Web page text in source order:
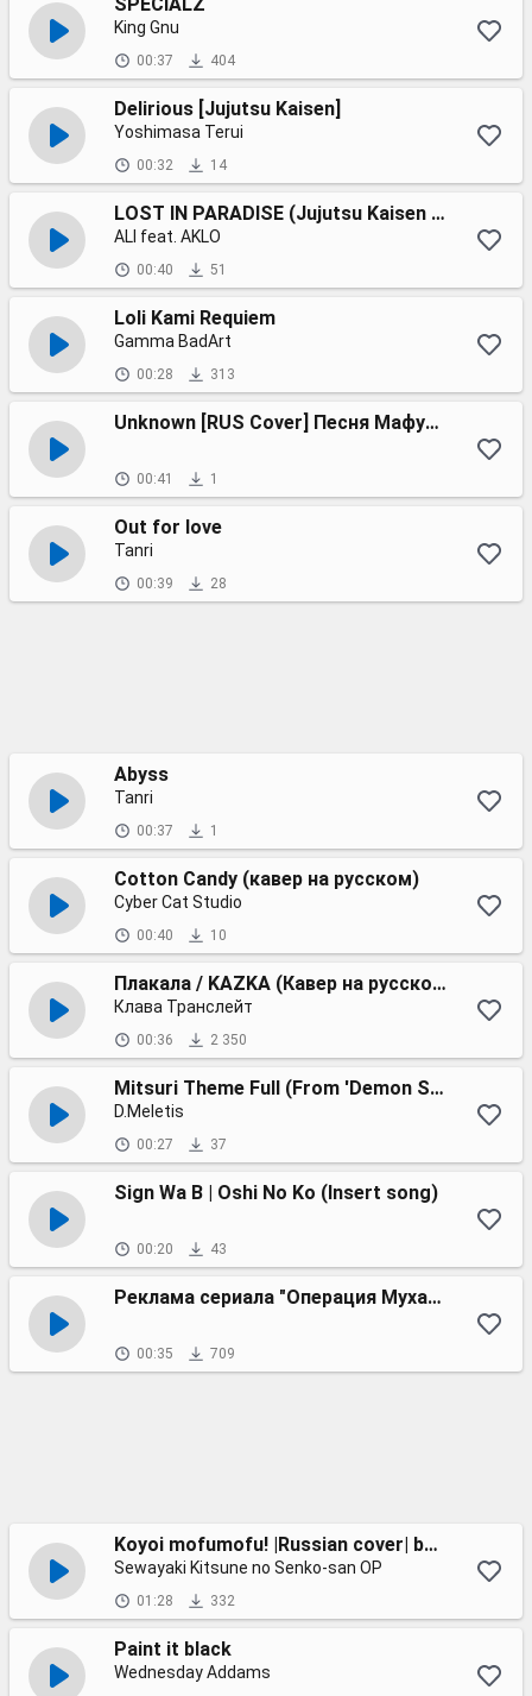
King Gnu
00:37 404
Delirious [Jujutsu Kaisen]
Yoshimasa Terui
00:32 14
LOST IN PARADISE (Jujutsu Kaisen ending theme song)
ALI feat. AKLO
00:40 51
Loli Kami Requiem
Gamma BadArt
00:28 313
Unknown [RUS Cover] Песня Мафую Дарованный
00:41 1
Out for love
Tanri
00:39 28
Abyss
Tanri
00:37 1
Cotton Candy (кавер на русском)
Cyber Cat Studio
00:40 10
Плакала / KAZKA (Кавер на русском)
Клава Транслейт
00:36 2 350
Mitsuri Theme Full (From 'Demon Slayer')
D.Meletis
00:27 37
Sign Wa B | Oshi No Ko (Insert song)
00:20 43
Реклама сериала "Операция Мухаббат"
00:35 709
Koyoi mofumofu! |Russian cover| by Felya
Sewayaki Kitsune no Senko-san OP
01:28 332
Paint it black
Wednesday Addams